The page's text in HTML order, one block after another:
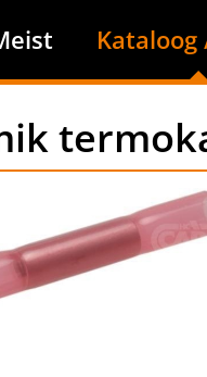
Kataloog